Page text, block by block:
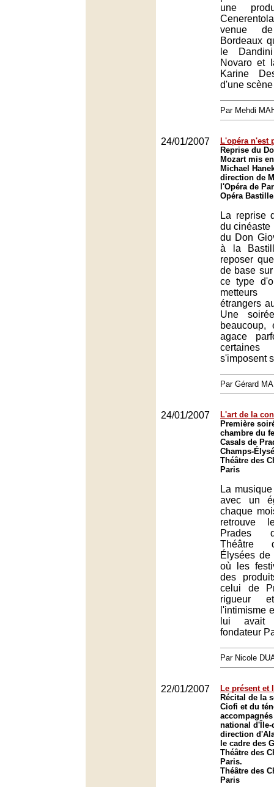
une
venue
Bordeaux
le
Novaro et
Karine
d'une
Par Mehdi
24/01/2007
L'opéra n'est
Reprise du
Mozart mis
Michael
direction de
l'Opéra de
Opéra
La reprise
du cinéaste
du Don
à la
reposer
de base
ce type
étrangers
Une
beaucoup,
agace
s'imposent
Par Gérard
24/01/2007
L'art de la
Première
chambre du
Casals de
Champs-
Théâtre des
Paris
La
avec un
chaque
retrouve
Prades
Théâtre
Élysées
où les
des
celui de
rigueur
l'intimisme
lui avait
fondateur
Par Nicole
22/01/2007
Le présent et
Récital de la
Ciofi et du
national d'Île-
direction
le cadre des
Théâtre des
Paris.
Théâtre des
Paris